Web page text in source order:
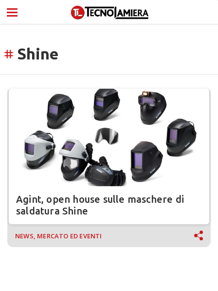
tag Shine
Agint, open house sulle maschere di
saldatura Shine
NEWS, MERCATO ED EVENTI